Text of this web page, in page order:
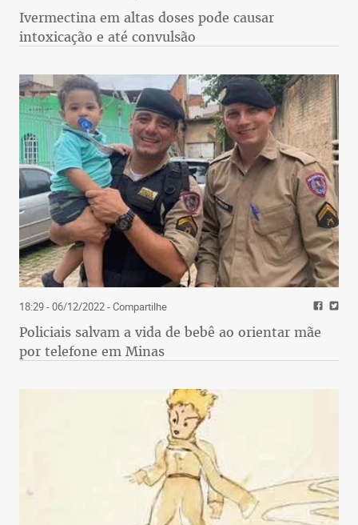
Ivermectina em altas doses pode causar
intoxicação e até convulsão
18:29 - 06/12/2022- Compartilhe
Policiais salvam a vida de bebê ao orientar mãe
por telefone em Minas